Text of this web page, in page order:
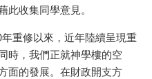
此收集同學意見。
重修以來，近年陸續呈現重
時，我們正就神學樓的空
面的發展。在財政開支方